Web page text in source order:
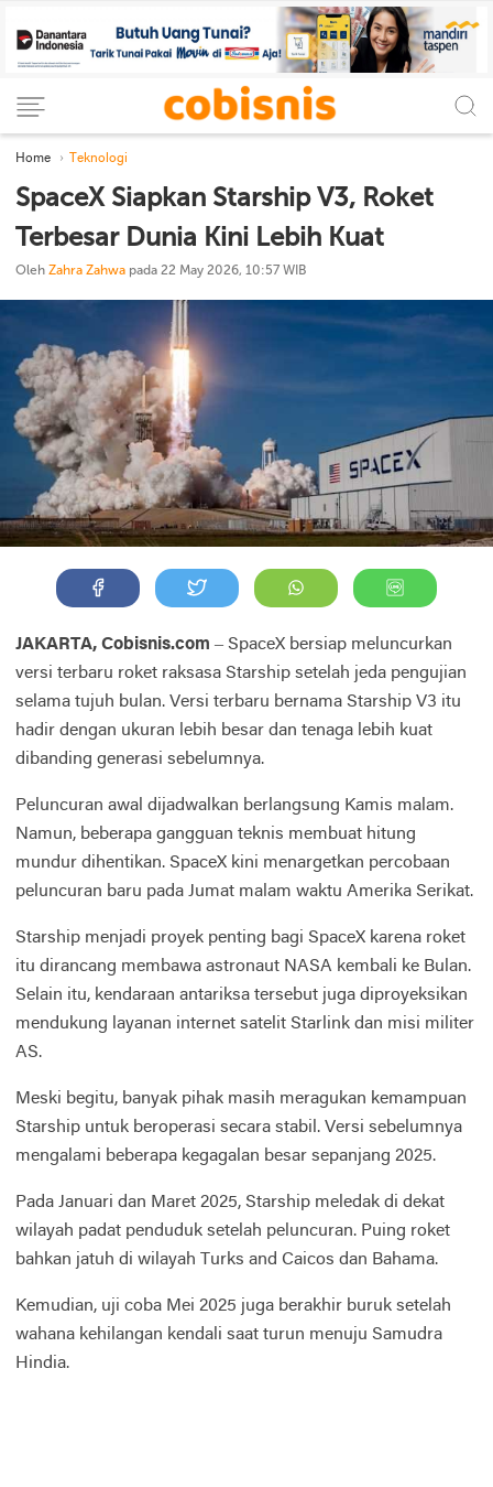
Home Teknologi
SpaceX Siapkan Starship V3, Roket
Terbesar Dunia Kini Lebih Kuat
Oleh Zahra Zahwa pada 22 May 2026, 10:57 WIB
JAKARTA, Cobisnis.com – SpaceX bersiap meluncurkan
versi terbaru roket raksasa Starship setelah jeda pengujian
selama tujuh bulan. Versi terbaru bernama Starship V3 itu
hadir dengan ukuran lebih besar dan tenaga lebih kuat
dibanding generasi sebelumnya.
Peluncuran awal dijadwalkan berlangsung Kamis malam.
Namun, beberapa gangguan teknis membuat hitung
mundur dihentikan. SpaceX kini menargetkan percobaan
peluncuran baru pada Jumat malam waktu Amerika Serikat.
Starship menjadi proyek penting bagi SpaceX karena roket
itu dirancang membawa astronaut NASA kembali ke Bulan.
Selain itu, kendaraan antariksa tersebut juga diproyeksikan
mendukung layanan internet satelit Starlink dan misi militer
AS.
Meski begitu, banyak pihak masih meragukan kemampuan
Starship untuk beroperasi secara stabil. Versi sebelumnya
mengalami beberapa kegagalan besar sepanjang 2025.
Pada Januari dan Maret 2025, Starship meledak di dekat
wilayah padat penduduk setelah peluncuran. Puing roket
bahkan jatuh di wilayah Turks and Caicos dan Bahama.
Kemudian, uji coba Mei 2025 juga berakhir buruk setelah
wahana kehilangan kendali saat turun menuju Samudra
Hindia.